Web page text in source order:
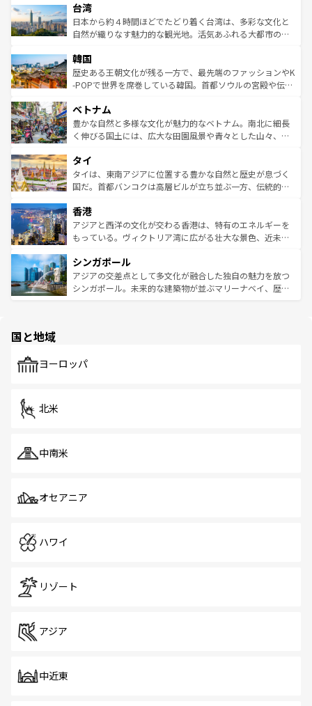
ならではの贅沢な旅のスタイルだ。 なお、新着のアメリカ
情報はコンテンツ一覧を参照してほしい。
れるおもてなしの心で訪れる人々を迎えてくれるハワイの
人々、おいしいローカルフードやハワイアンミュージッ
ク、伝統的なフラダンスなど、すべてがハワイの魅力を彩
ワイを、存分に味わってほしい。 なお、新着のハワイ情報
はコンテンツ一覧を参照してほしい。
リアリーフや大陸中央部にそびえるウルル（エアーズロッ
ク）、タスマニアの美しい原生林やケアンズの熱帯雨林な
ど、見どころがたくさん。また、カフェやワイン、オージ
いる。アクティビティも充実しており、サーフィンやダイ
ビング、ハイキングなど、アウトドア好きにはたまらな
い。オーストラリアの多彩な魅力を存分に味わいつくそ
参照してほしい。
台湾
日本から約４時間ほどでたどり着く台湾は、多彩な文化と
自然が織りなす魅力的な観光地。活気あふれる大都市の台
ン）、静ひつな山岳地帯である台湾東部など、都市の喧騒
と山間の静けさが共存しており、訪れる人に新しい発見と
驚きをもたらしてくれる。また、奥深い台湾の食文化も魅
容にもいいと評判のスイーツなど、バラエティ豊かな料理
が味わえる。 なお、新着の台湾情報は コンテンツ一覧を参
照してほしい。
韓国
歴史ある王朝文化が残る一方で、最先端のファッションやK
-POPで世界を席巻している韓国。首都ソウルの宮殿や伝統
き、地方に足を延ばせば四季折々の自然美を楽しむことが
できる。そして、キムチや焼肉、絶品のストリートフード
まで、さまざまな韓国料理が待っている。夜には、韓国な
リティに包まれながら、韓国の多彩な魅力を心ゆくまで味
わってみてほしい。 なお、新着の韓国情報はコンテンツ一
覧を参照してほしい。
ベトナム
豊かな自然と多様な文化が魅力的なベトナム。南北に細長
く伸びる国土には、広大な田園風景や青々とした山々、世
急速な発展と共に伝統が息づく。ハノイの古い町並みやホ
ーチミン市のフランス統治時代の建物も、独特の雰囲気を
醸し出している。また、バラエティの豊かさとおいしさで
とつ。フォーやバインミー、ベトナムコーヒーなどは、ぜ
ひ現地で味わいたい。どの地域を訪れてもあたたかい人々
が旅行者を迎えてくれるので、きっと忘れられない旅にな
参照してほしい。
タイ
タイは、東南アジアに位置する豊かな自然と歴史が息づく
国だ。首都バンコクは高層ビルが立ち並ぶ一方、伝統的な
の活気が交差している。北部ではチェンマイなどの山岳地
帯で自然と触れ合い、南部ではプーケットやクラビの美し
いビーチでリゾート気分を楽しむことができる。タイ料理
激する。気候は一年中温暖で、どの季節にも異なる楽しみ
が待っている。親しみやすいタイの人々、仏教を中心とし
た文化、そして多様な観光資源が、訪れる旅人を魅了し続
香港
アジアと西洋の文化が交わる香港は、特有のエネルギーを
もっている。ヴィクトリア湾に広がる壮大な景色、近未来
み、どこを訪れても感動するはず。観光スポットが密集し
ており、効率よく見どころを回れるのも魅力。息をのむよ
うな絶景から文化的な体験まで、香港を存分に楽しみ尽く
シンガポール
アジアの交差点として多文化が融合した独自の魅力を放つ
シンガポール。未来的な建築物が並ぶマリーナベイ、歴史
で、ホーカーズは地元の風情を楽しめる外せないスポット
国と地域
ヨーロッパ
北米
中南米
オセアニア
ハワイ
リゾート
アジア
中近東